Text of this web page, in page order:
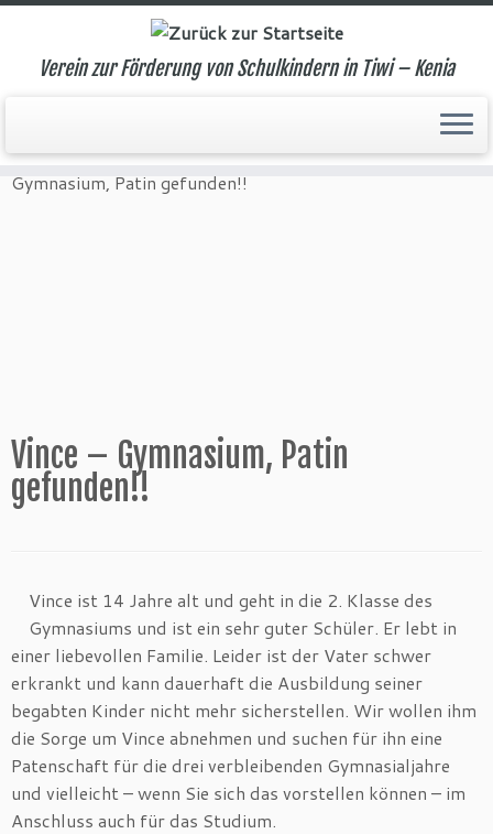
Inhalt
springen
Verein zur Förderung von Schulkindern in Tiwi – Kenia
Start»Tiwi aktuell»Spendenaufrufe beendet»Vince –
Gymnasium, Patin gefunden!!
Vince – Gymnasium, Patin
gefunden!!
Vince ist 14 Jahre alt und geht in die 2. Klasse des
Gymnasiums und ist ein sehr guter Schüler. Er lebt in
einer liebevollen Familie. Leider ist der Vater schwer
erkrankt und kann dauerhaft die Ausbildung seiner
begabten Kinder nicht mehr sicherstellen. Wir wollen ihm
die Sorge um Vince abnehmen und suchen für ihn eine
Patenschaft für die drei verbleibenden Gymnasialjahre
und vielleicht – wenn Sie sich das vorstellen können – im
Anschluss auch für das Studium.